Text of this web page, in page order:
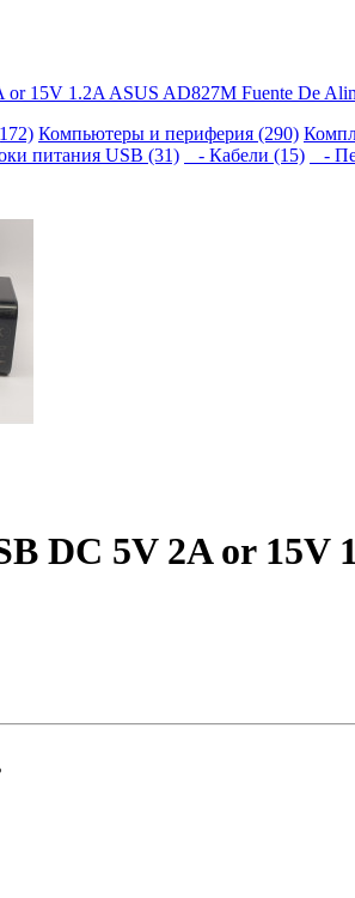
15V 1.2A ASUS AD827M Fuente De
Компьютеры и периферия (290)
питания USB (31) - Кабели (15) -
DC 5V 2A or 15V